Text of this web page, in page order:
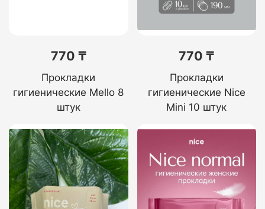
770 ₸
Прокладки
гигиенические Mello 8
штук
770 ₸
Прокладки
гигиенические Nice
Mini 10 штук